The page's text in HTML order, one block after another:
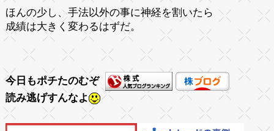
ほんの少し、手法以外の事に神経を割いたら
成績は大きく変わるはずだ。
今日もポチたのむぞ
読み逃げすんなよ